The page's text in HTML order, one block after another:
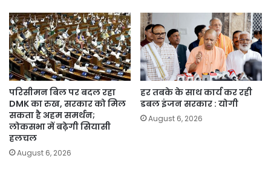
परिसीमन बिल पर बदल रहा
DMK का रुख, सरकार को मिल
सकता है अहम समर्थन;
लोकसभा में बढ़ेगी सियासी
हलचल
August 6, 2026
हर तबके के साथ कार्य कर रही
डबल इंजन सरकार : योगी
August 6, 2026